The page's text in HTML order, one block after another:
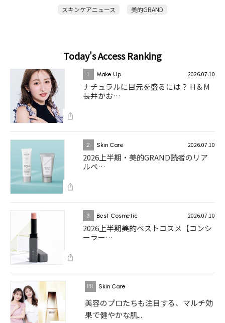
スキンケアニュース
美的GRAND
Today's Access Ranking
1 Make Up 2026.07.10
ナチュラルに目元を盛るには？ H＆M
長井かお…
2 Skin Care 2026.07.10
2026上半期・美的GRAND読者のリア
ルベ…
3 Best Cosmetic 2026.07.10
2026上半期美的ベストコスメ【コンシ
ーラー…
Skin Care
美容のプロたちも注目する、マルチ効
果で健やかな肌...